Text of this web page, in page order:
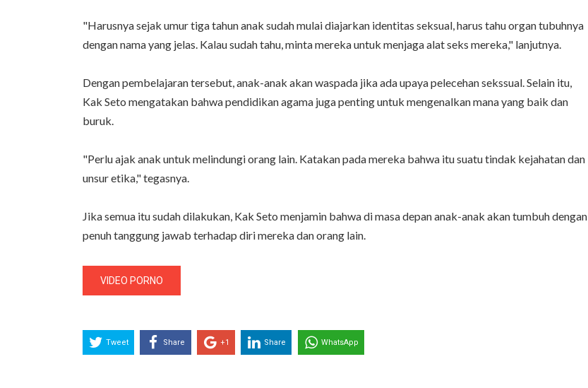
"Harusnya sejak umur tiga tahun anak sudah mulai diajarkan identitas seksual, harus tahu organ tubuhnya
dengan nama yang jelas. Kalau sudah tahu, minta mereka untuk menjaga alat seks mereka," lanjutnya.
Dengan pembelajaran tersebut, anak-anak akan waspada jika ada upaya pelecehan sekssual. Selain itu,
Kak Seto mengatakan bahwa pendidikan agama juga penting untuk mengenalkan mana yang baik dan
buruk.
"Perlu ajak anak untuk melindungi orang lain. Katakan pada mereka bahwa itu suatu tindak kejahatan dan
unsur etika," tegasnya.
Jika semua itu sudah dilakukan, Kak Seto menjamin bahwa di masa depan anak-anak akan tumbuh dengan
penuh tanggung jawab terhadap diri mereka dan orang lain.
VIDEO PORNO
Tweet Share +1 Share WhatsApp